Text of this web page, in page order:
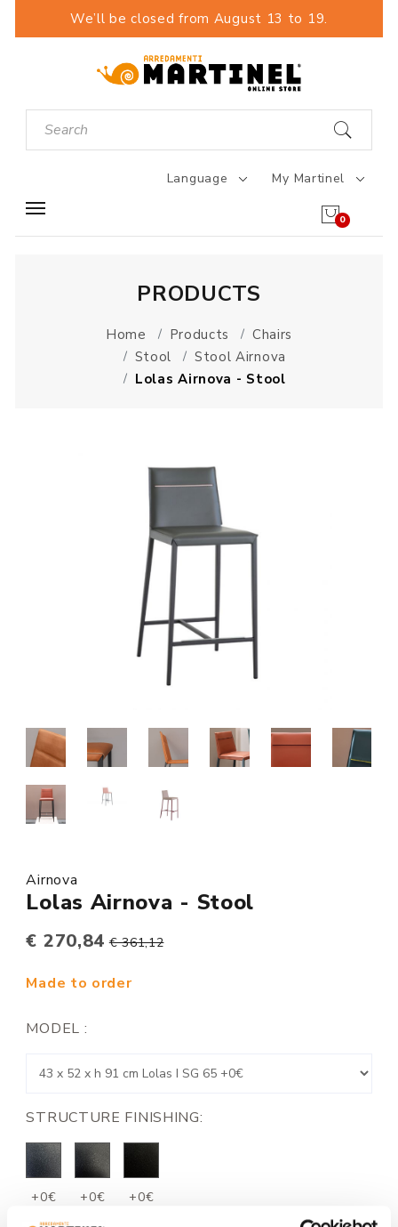
We’ll be closed from August 13 to 19.
Language My Martinel
0
PRODUCTS
Home Products
Chairs
Stool
Stool Airnova
Lolas Airnova - Stool
Airnova
Lolas Airnova - Stool
€ 270,84 € 361,12
Made to order
MODEL :
STRUCTURE FINISHING:
+0€ +0€ +0€